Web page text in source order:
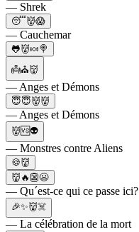
— Shrek
😴👹😱
— Cauchemar
🐸👹🍬🍭
👼⛪👹
— Anges et Démons
😇😇👹👹
— Anges et Démons
👹🆚👽
— Monstres contre Aliens
🍪👹
👹🔥👺😦
— Qu´est-ce qui ce passe ici?
🎉✨👹☠️
— La célébration de la mort